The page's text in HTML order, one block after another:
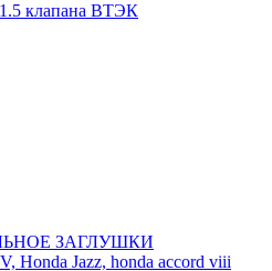
клапана ВТЭК